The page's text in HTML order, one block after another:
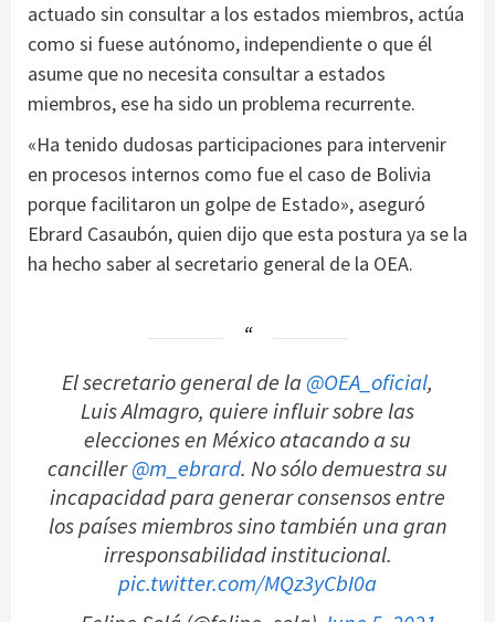
actuado sin consultar a los estados miembros, actúa
como si fuese autónomo, independiente o que él
asume que no necesita consultar a estados
miembros, ese ha sido un problema recurrente.
«Ha tenido dudosas participaciones para intervenir
en procesos internos como fue el caso de Bolivia
porque facilitaron un golpe de Estado», aseguró
Ebrard Casaubón, quien dijo que esta postura ya se la
ha hecho saber al secretario general de la OEA.
El secretario general de la @OEA_oficial,
Luis Almagro, quiere influir sobre las
elecciones en México atacando a su
canciller@m_ebrard. No sólo demuestra su
incapacidad para generar consensos entre
los países miembros sino también una gran
irresponsabilidad institucional.
pic.twitter.com/MQz3yCbI0a